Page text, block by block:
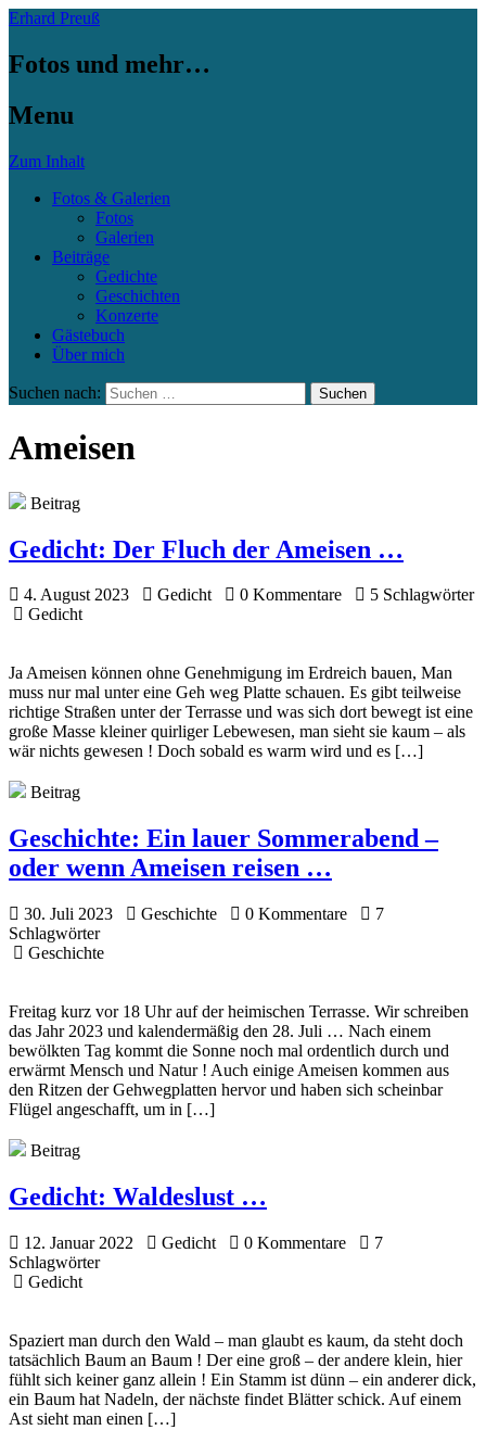
Erhard Preuß
Fotos und mehr…
Menu
Zum Inhalt
Fotos & Galerien
Fotos
Galerien
Beiträge
Gedichte
Geschichten
Konzerte
Gästebuch
Über mich
Suchen nach:
Ameisen
Beitrag
Gedicht: Der Fluch der Ameisen …
4. August 2023 Gedicht 0 Kommentare
5 Schlagwörter
Gedicht
Ja Ameisen können ohne Genehmigung im Erdreich bauen, Man
muss nur mal unter eine Geh weg Platte schauen. Es gibt teilweise
richtige Straßen unter der Terrasse und was sich dort bewegt ist eine
große Masse kleiner quirliger Lebewesen, man sieht sie kaum – als
wär nichts gewesen ! Doch sobald es warm wird und es […]
Beitrag
Geschichte: Ein lauer Sommerabend –
oder wenn Ameisen reisen …
30. Juli 2023 Geschichte 0 Kommentare
7
Schlagwörter
Geschichte
Freitag kurz vor 18 Uhr auf der heimischen Terrasse. Wir schreiben
das Jahr 2023 und kalendermäßig den 28. Juli … Nach einem
bewölkten Tag kommt die Sonne noch mal ordentlich durch und
erwärmt Mensch und Natur ! Auch einige Ameisen kommen aus
den Ritzen der Gehwegplatten hervor und haben sich scheinbar
Flügel angeschafft, um in […]
Beitrag
Gedicht: Waldeslust …
12. Januar 2022 Gedicht 0 Kommentare
7
Schlagwörter
Gedicht
Spaziert man durch den Wald – man glaubt es kaum, da steht doch
tatsächlich Baum an Baum ! Der eine groß – der andere klein, hier
fühlt sich keiner ganz allein ! Ein Stamm ist dünn – ein anderer dick,
ein Baum hat Nadeln, der nächste findet Blätter schick. Auf einem
Ast sieht man einen […]